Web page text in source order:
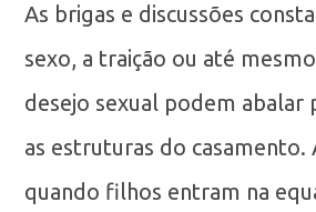
As brigas e discussões
sexo, a traição ou até
desejo sexual podem
as estruturas do casamento.
quando filhos entram na